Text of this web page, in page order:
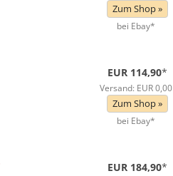
Zum Shop »
bei Ebay*
EUR 114,90*
Versand: EUR 0,00
Zum Shop »
bei Ebay*
EUR 184,90*